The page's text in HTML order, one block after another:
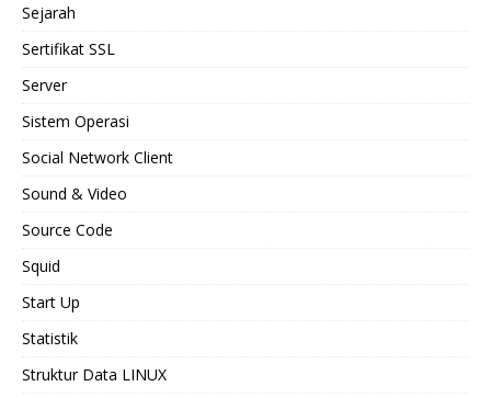
Sejarah
Sertifikat SSL
Server
Sistem Operasi
Social Network Client
Sound & Video
Source Code
Squid
Start Up
Statistik
Struktur Data LINUX